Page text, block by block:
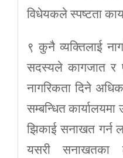
विधेयकले स्पष्टता
९ कुनै व्यक्तिलाई
सदस्यले कागजात र
नागरिकता दिने
सम्बन्धित कार्यालयमा
झिकाई सनाखत गर्न
यसरी सनाखतका